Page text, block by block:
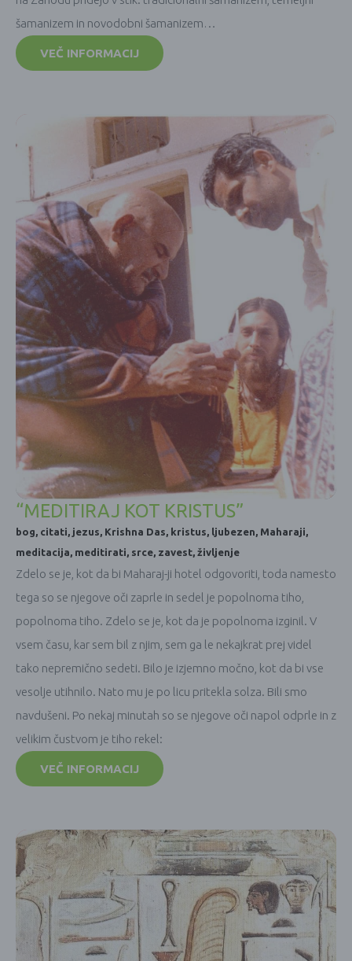
šamanizem in novodobni šamanizem…
VEČ INFORMACIJ
“MEDITIRAJ KOT KRISTUS”
bog citati jezus Krishna Das kristus ljubezen Maharaji
meditacija meditirati srce zavest življenje
Zdelo se je, kot da bi Maharaj-ji hotel odgovoriti, toda namesto
tega so se njegove oči zaprle in sedel je popolnoma tiho,
popolnoma tiho. Zdelo se je, kot da je popolnoma izginil. V
vsem času, kar sem bil z njim, sem ga le nekajkrat prej videl
tako nepremično sedeti. Bilo je izjemno močno, kot da bi vse
vesolje utihnilo. Nato mu je po licu pritekla solza. Bili smo
navdušeni. Po nekaj minutah so se njegove oči napol odprle in z
velikim čustvom je tiho rekel:
VEČ INFORMACIJ